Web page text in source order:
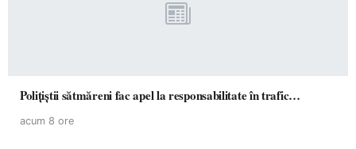
Polițiștii sătmăreni fac apel la responsabilitate în trafic…
acum 8 ore